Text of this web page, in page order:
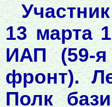
13 марта
ИАП (59-
фронт).
Полк